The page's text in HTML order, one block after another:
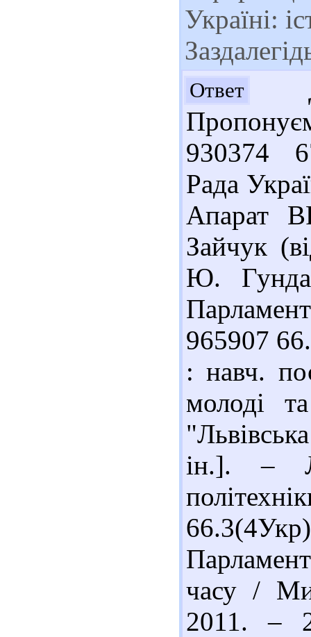
Україні:
Ответ
930374
Рада
Апарат
Зайчук
Ю.
965907
: навч.
молоді
ін.]. –
часу /
2011. –